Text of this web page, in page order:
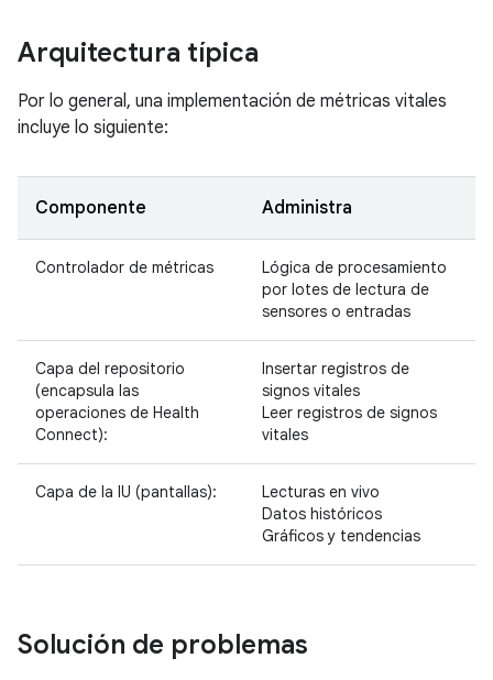
Arquitectura típica
Por lo general, una implementación de métricas vitales
incluye lo siguiente:
Componente Administra
Controlador de métricas
Lógica de procesamiento
por lotes de lectura de
sensores o entradas
Capa del repositorio
(encapsula las
operaciones de Health
Connect):
Insertar registros de
signos vitales
Leer registros de signos
vitales
Capa de la IU (pantallas):
Lecturas en vivo
Datos históricos
Gráficos y tendencias
Solución de problemas